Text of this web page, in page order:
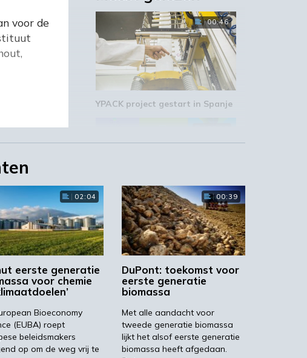
voor de
de
beter,
met
00:46
YPACK project gestart in Spanje
‘Grote groeikansen Europese
markt voor biobased producten’
02:19
STRONGBIONET verbindt
Europese newerken bio-
economie
02:04
eerste generatie
voor chemie
Bioeconomy
(EUBA) roept
beleidsmakers
op om de weg vrij te
00:39
DuPont: toekomst voor
eerste generatie
biomassa
Met alle aandacht voor
tweede generatie biomassa
lijkt het alsof eerste generatie
biomassa heeft afgedaan.